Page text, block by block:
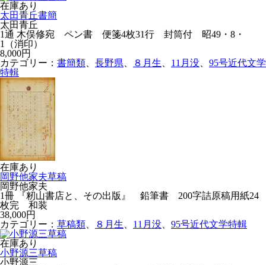
在庫あり
太田青丘書簡
太田青丘
1通 木俣修宛 ペン書 便箋4枚31行 封筒付 昭49・8・
1（消印）
8,000円
カテゴリー： 書簡類 長野県 ８月生 11月没
95号近代文学
特輯
在庫あり
岡野他家夫草稿
岡野他家夫
1冊 『籾山書店と、その出版』 鉛筆書 200字詰原稿用紙24
枚完 和装
38,000円
カテゴリー： 草稿類 ８月生 11月没
95号近代文学特輯
在庫あり
小野源三草稿
小野源三